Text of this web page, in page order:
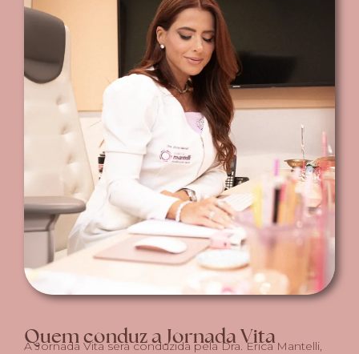
Quem conduz a Jornada Vita
A Jornada Vita será conduzida pela Dra. Erica Mantelli,